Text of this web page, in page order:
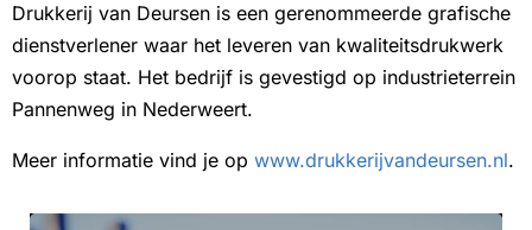
Drukkerij van Deursen is een gerenommeerde grafische
dienstverlener waar het leveren van kwaliteitsdrukwerk
voorop staat. Het bedrijf is gevestigd op industrieterrein
Pannenweg in Nederweert.
Meer informatie vind je op www.drukkerijvandeursen.nl.